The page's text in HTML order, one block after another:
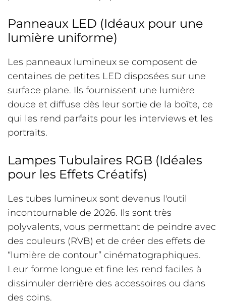
Panneaux LED (Idéaux pour une
lumière uniforme)
Les panneaux lumineux se composent de
centaines de petites LED disposées sur une
surface plane. Ils fournissent une lumière
douce et diffuse dès leur sortie de la boîte, ce
qui les rend parfaits pour les interviews et les
portraits.
Lampes Tubulaires RGB (Idéales
pour les Effets Créatifs)
Les tubes lumineux sont devenus l'outil
incontournable de 2026. Ils sont très
polyvalents, vous permettant de peindre avec
des couleurs (RVB) et de créer des effets de
“lumière de contour” cinématographiques.
Leur forme longue et fine les rend faciles à
dissimuler derrière des accessoires ou dans
des coins.